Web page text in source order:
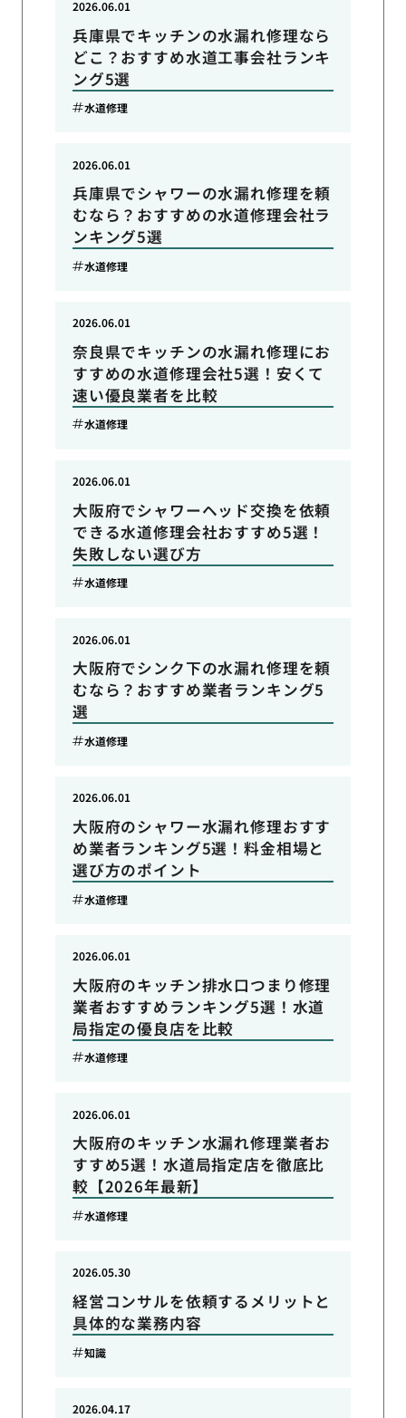
兵庫県でキッチンの水漏れ修理なら
どこ？おすすめ水道工事会社ランキ
ング5選
2026.06.01
水道修理
兵庫県でシャワーの水漏れ修理を頼
むなら？おすすめの水道修理会社ラ
ンキング5選
2026.06.01
水道修理
奈良県でキッチンの水漏れ修理にお
すすめの水道修理会社5選！安くて
速い優良業者を比較
2026.06.01
水道修理
大阪府でシャワーヘッド交換を依頼
できる水道修理会社おすすめ5選！
失敗しない選び方
2026.06.01
水道修理
大阪府でシンク下の水漏れ修理を頼
むなら？おすすめ業者ランキング5
選
2026.06.01
水道修理
大阪府のシャワー水漏れ修理おすす
め業者ランキング5選！料金相場と
選び方のポイント
2026.06.01
水道修理
大阪府のキッチン排水口つまり修理
業者おすすめランキング5選！水道
局指定の優良店を比較
2026.06.01
水道修理
大阪府のキッチン水漏れ修理業者お
すすめ5選！水道局指定店を徹底比
較【2026年最新】
2026.06.01
水道修理
経営コンサルを依頼するメリットと
具体的な業務内容
2026.05.30
知識
2026.04.17